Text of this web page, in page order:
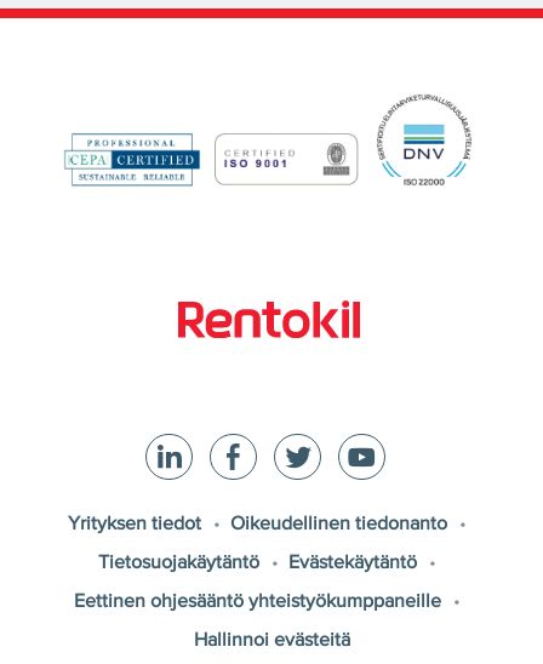
Yrityksen tiedot
Oikeudellinen tiedonanto
Tietosuojakäytäntö
Evästekäytäntö
Eettinen ohjesääntö yhteistyökumppaneille
Hallinnoi evästeitä